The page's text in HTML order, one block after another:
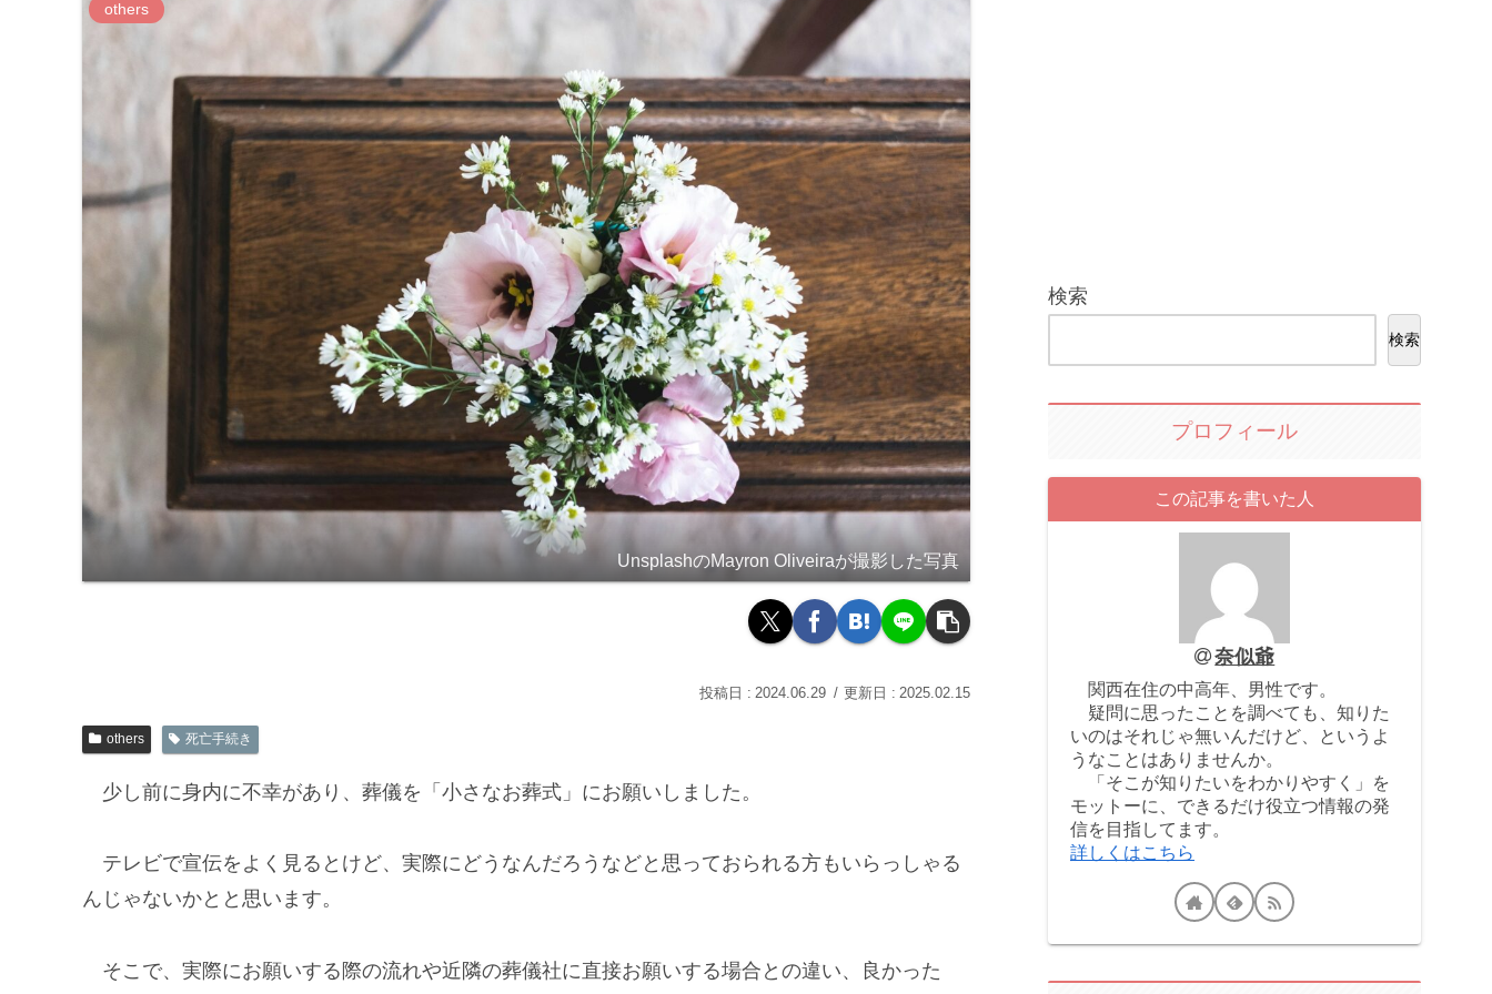
others
UnsplashのMayron Oliveiraが撮影した写真
2024.06.29 2025.02.15
others 死亡手続き
少し前に身内に不幸があり、葬儀を「小さなお葬式」にお願いしました。
テレビで宣伝をよく見るとけど、実際にどうなんだろうなどと思っておられる方もいらっしゃる
んじゃないかとと思います。
そこで、実際にお願いする際の流れや近隣の葬儀社に直接お願いする場合との違い、良かった
検索
検索
プロフィール
この記事を書いた人
奈似爺
関西在住の中高年、男性です。
疑問に思ったことを調べても、知りた
いのはそれじゃ無いんだけど、というよ
うなことはありませんか。
「そこが知りたいをわかりやすく」を
モットーに、できるだけ役立つ情報の発
信を目指してます。
詳しくはこちら